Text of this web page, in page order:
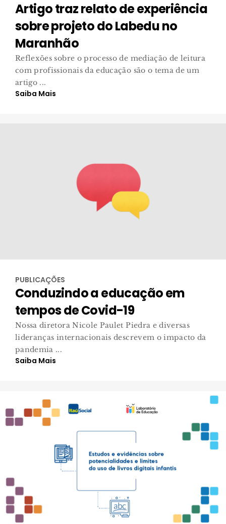
Artigo traz relato de experiência
sobre projeto do Labedu no
Maranhão
Reflexões sobre o processo de mediação de leitura
com profissionais da educação são o tema de um
artigo ...
Saiba Mais
PUBLICAÇÕES
Conduzindo a educação em
tempos de Covid-19
Nossa diretora Nicole Paulet Piedra e diversas
lideranças internacionais descrevem o impacto da
pandemia ...
Saiba Mais